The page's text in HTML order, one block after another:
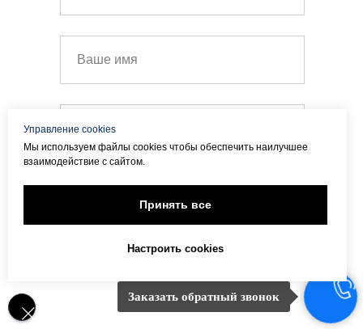
Я согласен с политикой
конфиденциальности
Управление cookies
Мы используем файлы cookies чтобы обеспечить наилучшее
взаимодействие с сайтом.
Принять все
Настроить cookies
Заказать обратный звонок